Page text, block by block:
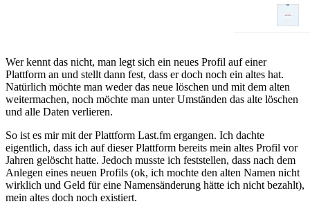
Wer kennt das nicht, man legt sich ein neues Profil auf einer
Plattform an und stellt dann fest, dass er doch noch ein altes hat.
Natürlich möchte man weder das neue löschen und mit dem alten
weitermachen, noch möchte man unter Umständen das alte löschen
und alle Daten verlieren.
So ist es mir mit der Plattform Last.fm ergangen. Ich dachte
eigentlich, dass ich auf dieser Plattform bereits mein altes Profil vor
Jahren gelöscht hatte. Jedoch musste ich feststellen, dass nach dem
Anlegen eines neuen Profils (ok, ich mochte den alten Namen nicht
wirklich und Geld für eine Namensänderung hätte ich nicht bezahlt),
mein altes doch noch existiert.